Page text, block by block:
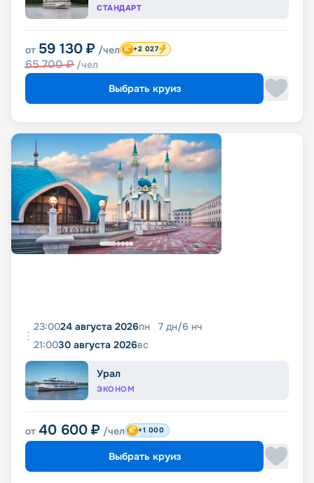
СТАНДАРТ
от 59 130 ₽ /чел
65 700₽ /чел
+2 027
Выбрать круиз
23:0024 августа 2026пн 7 дн/6 нч
21:0030 августа 2026вс
Урал
ЭКОНОМ
от 40 600 ₽ /чел +1 000
Выбрать круиз